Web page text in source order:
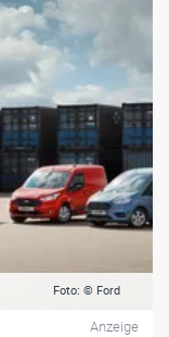
Foto: © Ford
Anzeige